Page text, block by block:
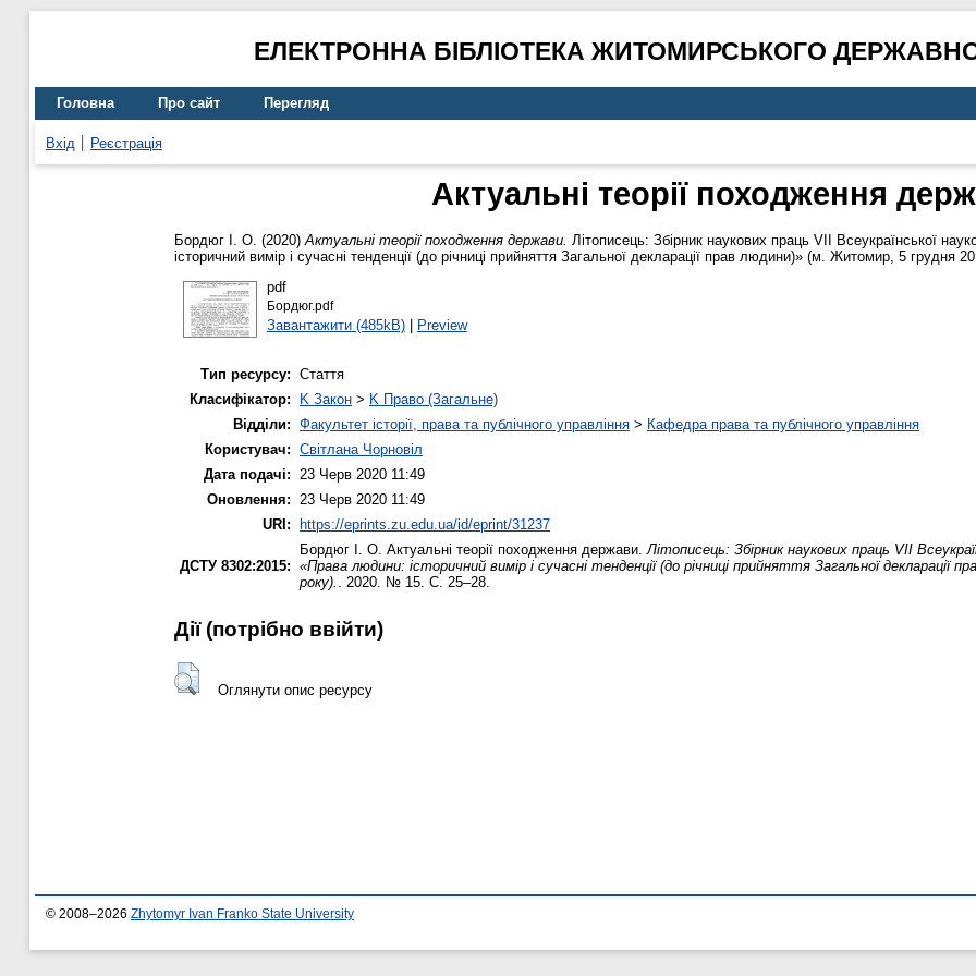
ЕЛЕКТРОННА БІБЛІОТЕКА ЖИТОМИРСЬКОГО
Головна Про сайт Перегляд
Вхід Реєстрація
Актуальні теорії походження
Бордюг І. О. (2020)Актуальні теорії походження держави. Літописець: Збірник наукових праць VІІ Всеукраїнської
історичний вимір і сучасні тенденції (до річниці прийняття Загальної декларації прав людини)» (м. Житомир, 5
pdf
Бордюг.pdf
Завантажити (485kB)| Preview
Тип ресурсу: Стаття
Класифікатор:
K Закон > K Право (Загальне)
Відділи: Факультет історії, права та публічного управління > Кафедра права та публічного управління
Користувач: Світлана Чорновіл
Дата подачі: 23 Черв 2020 11:49
Оновлення: 23 Черв 2020 11:49
URI:
https://eprints.zu.edu.ua/id/eprint/31237
ДСТУ 8302:2015:
Бордюг І. О. Актуальні теорії походження держави.Літописець: Збірник наукових праць VІІ
«Права людини: історичний вимір і сучасні тенденції (до річниці прийняття Загальної
року). . 2020. № 15. С. 25–28.
Дії ​​(потрібно ввійти)
Оглянути опис ресурсу
© 2008–2026 Zhytomyr Ivan Franko State University